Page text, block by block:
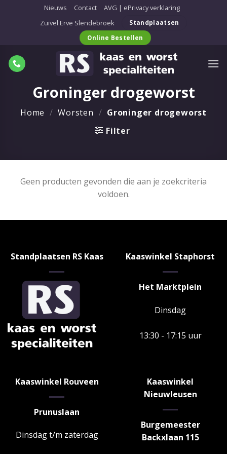
Nieuws Contact
AVG | ePrivacy verklaring
Zuivel Erve Slendebroek
Standplaatsen
Online Bestellen
Groninger drogeworst
Home / Worsten / Groninger drogeworst
Filter
Geen producten gevonden die aan je zoekcriteria
voldoen.
Standplaatsen RS Kaas Kaaswinkel Staphorst
Het Marktplein
Dinsdag
13:30 - 17:15 uur
Kaaswinkel Rouveen
Prunuslaan
Dinsdag t/m zaterdag
Kaaswinkel
Nieuwleusen
Burgemeester
Backxlaan 115